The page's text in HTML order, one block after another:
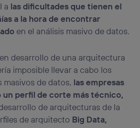
a las dificultades que tienen el
a la hora de encontrar
en el análisis masivo de datos.
desarrollo de una arquitectura
imposible llevar a cabo los
masivos de datos, las empresas
un perfil de corte más técnico,
de arquitecturas de la
de arquitecto Big Data,